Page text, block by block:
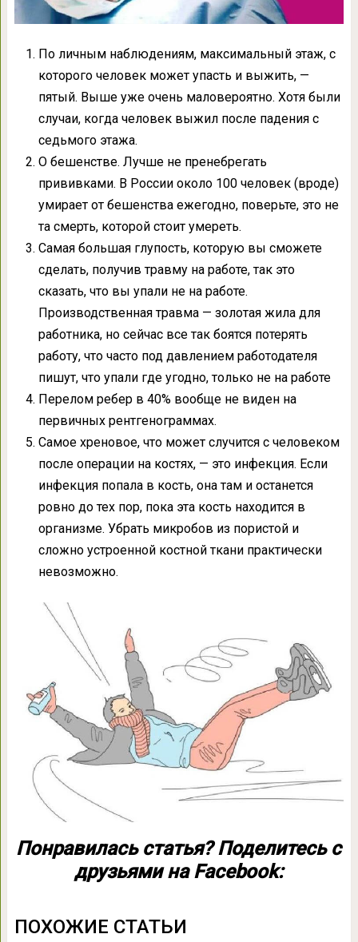
По личным наблюдениям, максимальный этаж, с
которого человек может упасть и выжить, —
пятый. Выше уже очень маловероятно. Хотя были
случаи, когда человек выжил после падения с
седьмого этажа.
О бешенстве. Лучше не пренебрегать
прививками. В России около 100 человек (вроде)
умирает от бешенства ежегодно, поверьте, это не
та смерть, которой стоит умереть.
Самая большая глупость, которую вы сможете
сделать, получив травму на работе, так это
сказать, что вы упали не на работе.
Производственная травма — золотая жила для
работника, но сейчас все так боятся потерять
работу, что часто под давлением работодателя
пишут, что упали где угодно, только не на работе
Перелом ребер в 40% вообще не виден на
первичных рентгенограммах.
Самое хреновое, что может случится с человеком
после операции на костях, — это инфекция. Если
инфекция попала в кость, она там и останется
ровно до тех пор, пока эта кость находится в
организме. Убрать микробов из пористой и
сложно устроенной костной ткани практически
невозможно.
Понравилась статья? Поделитесь с
друзьями на Facebook:
ПОХОЖИЕ СТАТЬИ